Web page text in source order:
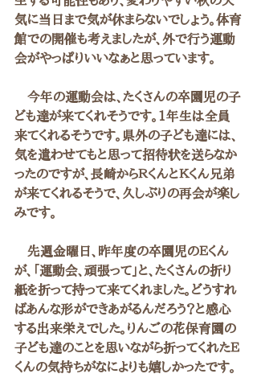
気に当日まで気が休まらないでしょう。体育
館での開催も考えましたが、外で行う運動
会がやっぱりいいなぁと思っています。
今年の運動会は、たくさんの卒園児の子
ども達が来てくれそうです。1年生は全員
来てくれるそうです。県外の子ども達には、
気を遣わせてもと思って招待状を送らなか
ったのですが、長崎からＲくんとＫくん兄弟
が来てくれるそうで、久しぶりの再会が楽し
みです。
先週金曜日、昨年度の卒園児のＥくん
が、「運動会、頑張って」と、たくさんの折り
紙を折って持って来てくれました。どうすれ
ばあんな形ができあがるんだろう？と感心
する出来栄えでした。りんごの花保育園の
子ども達のことを思いながら折ってくれたＥ
くんの気持ちがなによりも嬉しかったです。